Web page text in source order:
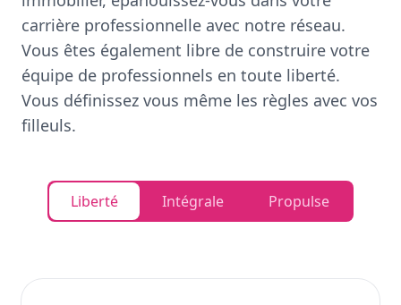
carrière professionnelle avec notre réseau.
Vous êtes également libre de construire votre
équipe de professionnels en toute liberté.
Vous définissez vous même les règles avec vos
filleuls.
Liberté Intégrale Propulse